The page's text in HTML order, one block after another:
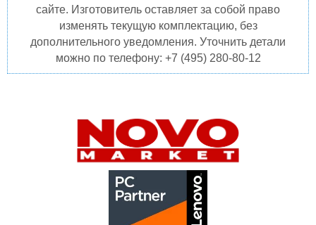
сайте. Изготовитель оставляет за собой право
изменять текущую комплектацию, без
дополнительного уведомления. Уточнить детали
можно по телефону: +7 (495) 280-80-12